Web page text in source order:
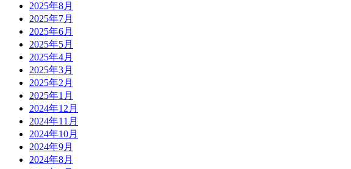
2025年8月
2025年7月
2025年6月
2025年5月
2025年4月
2025年3月
2025年2月
2025年1月
2024年12月
2024年11月
2024年10月
2024年9月
2024年8月